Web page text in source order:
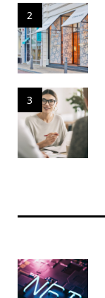
2
3